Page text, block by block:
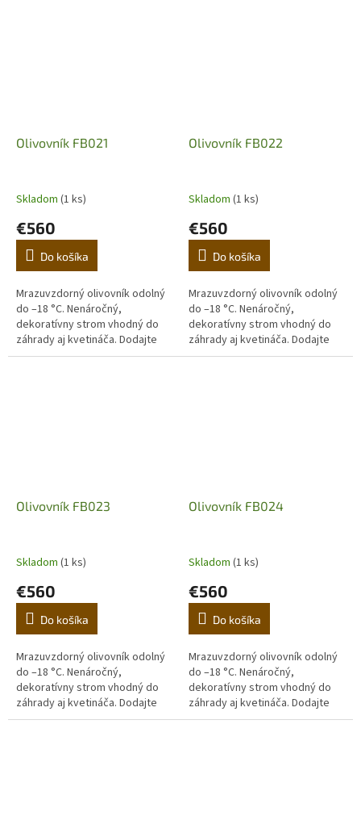
Olivovník FB021
Skladom (1 ks)
€560
Do košíka
Mrazuvzdorný olivovník odolný
do –18 °C. Nenáročný,
dekoratívny strom vhodný do
záhrady aj kvetináča. Dodajte
domovu stredomorskú
Olivovník FB022
Skladom (1 ks)
€560
Do košíka
Mrazuvzdorný olivovník odolný
do –18 °C. Nenáročný,
dekoratívny strom vhodný do
záhrady aj kvetináča. Dodajte
domovu stredomorskú
Olivovník FB023
Skladom (1 ks)
€560
Do košíka
Mrazuvzdorný olivovník odolný
do –18 °C. Nenáročný,
dekoratívny strom vhodný do
záhrady aj kvetináča. Dodajte
domovu stredomorskú
Olivovník FB024
Skladom (1 ks)
€560
Do košíka
Mrazuvzdorný olivovník odolný
do –18 °C. Nenáročný,
dekoratívny strom vhodný do
záhrady aj kvetináča. Dodajte
domovu stredomorskú